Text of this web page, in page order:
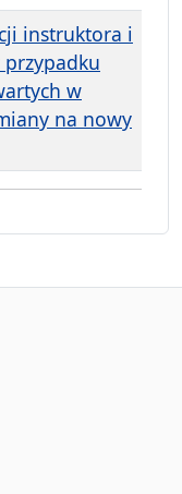
instruktora i
przypadku
w
na nowy